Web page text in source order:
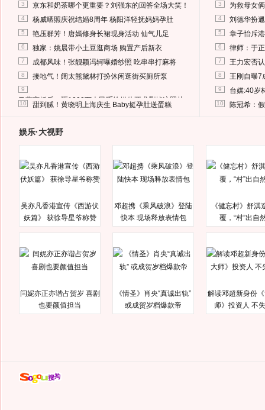
3 京东和奶茶哪个更重要？刘强东的回答全场大笑！
4 杨威晒照庆祝结婚8周年 杨阳洋轻抚妈妈孕肚
5 艳压群芳！唐嫣修身长裙现身活动 仙气儿足
6 独家：姚晨带小土豆逛商场 购置产后新衣
7 成都风味！张靓颖冯轲曝婚纱照 吃串串打麻将
8 接地气！阔太熊黛林打扮休闲逛街买厕所泵
9
马蓉离婚后，砸1000万人民币给媒体要求删掉这照片
10 甜到腻！黄晓明上海庆生 Baby挺孕肚送蛋糕
3 为救母女
4 刘德华扮
5 章子怡斥
6 律师：于
7 王力宏否
8 王刚自曝7
9 台媒:40岁
10 陈冠希：
娱乐·大视野
吴亦凡香港宣传《西游伏
妖篇》 获徐导星爷称赞
邓超携《乘风破浪》登陆
快本 现场释放表情包
《健忘村》舒淇
覆，“村”出自
闫妮亦正亦谐占贺岁 喜剧
也要颜值担当
《情圣》肖央“真诚出轨”
或成贺岁档爆款帝
解读邓超新身份
师》投资人 不